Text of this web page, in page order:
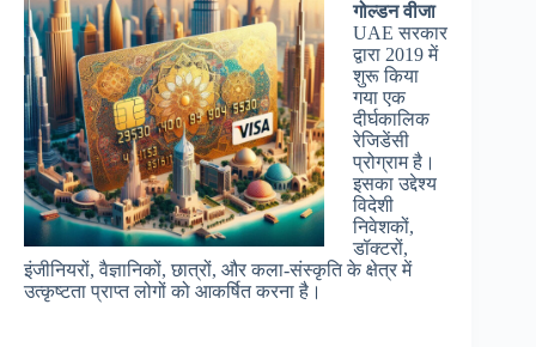
गोल्डन वीजा
UAE सरकार
द्वारा 2019 में
शुरू किया
गया एक
दीर्घकालिक
रेजिडेंसी
प्रोग्राम है।
इसका उद्देश्य
विदेशी
निवेशकों,
डॉक्टरों,
इंजीनियरों, वैज्ञानिकों, छात्रों, और कला-संस्कृति के क्षेत्र में
उत्कृष्टता प्राप्त लोगों को आकर्षित करना है।